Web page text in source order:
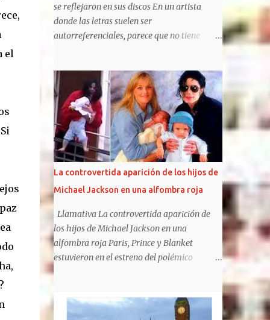
el
se reflejaron en sus discos En un artista
donde las letras suelen ser
autorreferenciales, parece que no tiene
elementos en sus trabajos posteriores.
https://www.clarin.com/espectaculos/music
a/internaciones-charly-garcia-reflejaron-
discos_0_UF5QsSfPYS.html Sergio Marchi
Hay cuentas que son imposibles de cerrar,
sobre todo en materia musical. Se pueden
conocer o predecir algunos rasgos de las
personas según su historia clínica o su
estado anímico. En cambio, combinar una
historia clínica con un resultado artístico es
algo más riesgoso . Cuando un músico sufre
una crisis de índole médica que requiere
internación, no necesariamente eso
repercute en su salud artística, para bien o
correlación entre grados excesivos de
intoxicación alcohólica o química sostenidos
La controvertida aparición de los hijos de
Michael Jackson en una alfombra roja
Llamativa La controvertida aparición de
los hijos de Michael Jackson en una
alfombra roja Paris, Prince y Blanket
estuvieron en el estreno del polémico
musical sobre su padre, The Michael
Jackson no suelen ser fotografiados juntos y,
además, mantienen diferentes posturas con